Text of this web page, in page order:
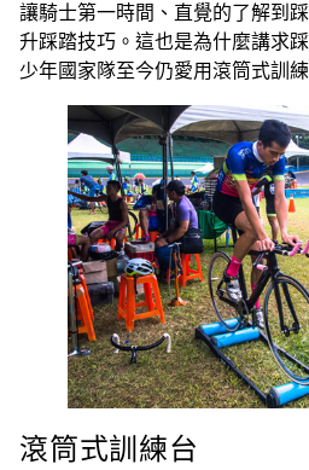
讓騎士第一時間、直覺的了解到
升踩踏技巧。這也是為什麼講求
少年國家隊至今仍愛用滾筒式訓練
滾筒式訓練台